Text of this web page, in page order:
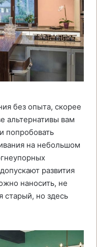
без опыта, скорее
альтернативы вам
попробовать
на небольшом
развития
наносить, не
старый, но здесь